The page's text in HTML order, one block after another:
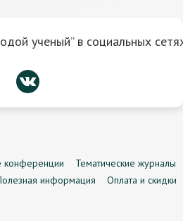
ученый” в социальных
конференции
Тематические журналы
информация
Оплата и скидки